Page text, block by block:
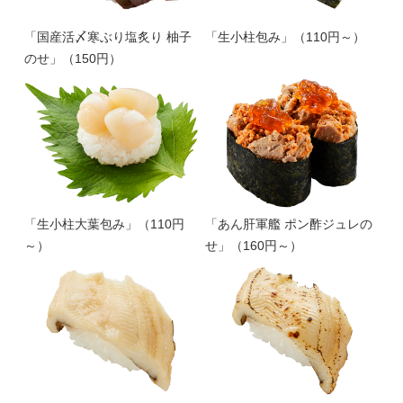
「国産活〆寒ぶり塩炙り 柚子
のせ」（150円）
「生小柱包み」（110円～）
「生小柱大葉包み」（110円
～）
「あん肝軍艦 ポン酢ジュレの
せ」（160円～）